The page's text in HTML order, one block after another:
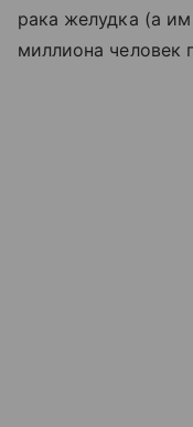
рака желудка (а
миллиона человек